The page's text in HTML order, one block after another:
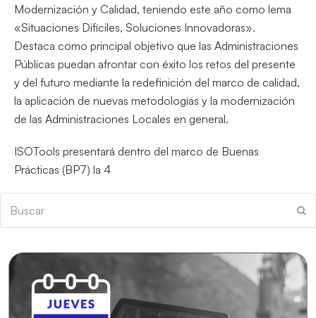
Modernización y Calidad, teniendo este año como lema
«Situaciones Difíciles, Soluciones Innovadoras».
Destaca como principal objetivo que las Administraciones
Públicas puedan afrontar con éxito los retos del presente
y del futuro mediante la redefinición del marco de calidad,
la aplicación de nuevas metodologías y la modernización
de las Administraciones Locales en general.
ISOTools presentará dentro del marco de Buenas
Prácticas (BP7) la 4